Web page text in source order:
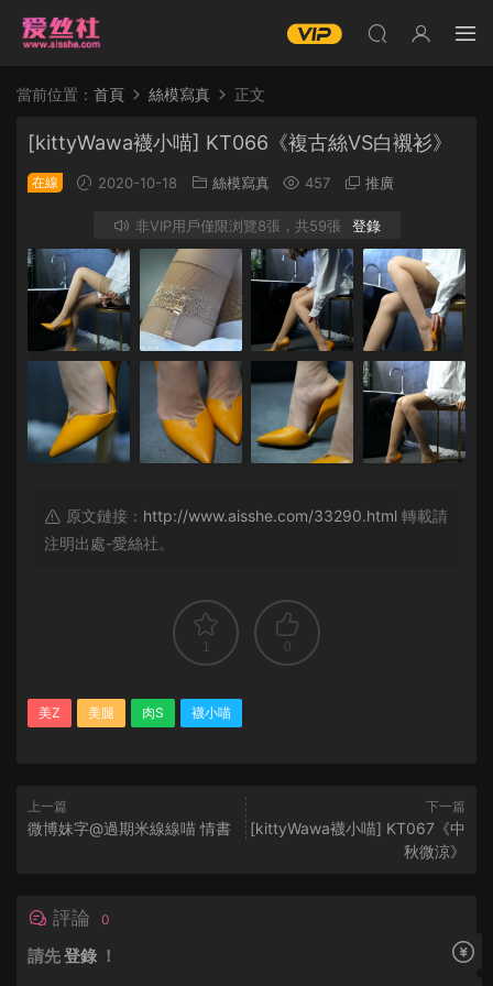
當前位置： 首頁 絲模寫真 正文
[kittyWawa襪小喵] KT066《複古絲VS白襯衫》
在線 2020-10-18 絲模寫真 457 推廣
非VIP用戶僅限浏覽8張，共59張 登錄
原文鏈接： http://www.aisshe.com/33290.html 轉載請
注明出處-愛絲社。
1 0
美Z 美腿 肉S 襪小喵
上一篇
微博妹字@過期米線線喵 情書
下一篇
[kittyWawa襪小喵] KT067《中
秋微涼》
評論 0
請先登錄 ！